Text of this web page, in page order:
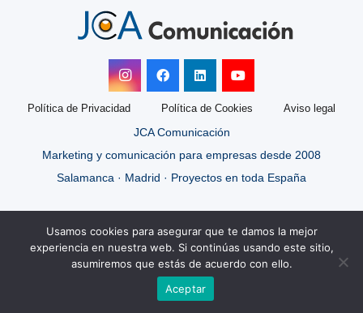
Política de Privacidad Política de Cookies Aviso legal
JCA Comunicación
Marketing y comunicación para empresas desde 2008
Salamanca · Madrid · Proyectos en toda España
Usamos cookies para asegurar que te damos la mejor
experiencia en nuestra web. Si continúas usando este sitio,
asumiremos que estás de acuerdo con ello.
Aceptar